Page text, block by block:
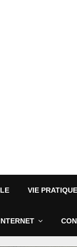
VIE PRATIQUE